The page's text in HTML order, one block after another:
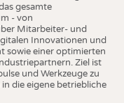
gesamte
- von
Mitarbeiter- und
Innovationen und
sowie einer optimierten
Ziel ist
und Werkzeuge zu
die eigene betriebliche